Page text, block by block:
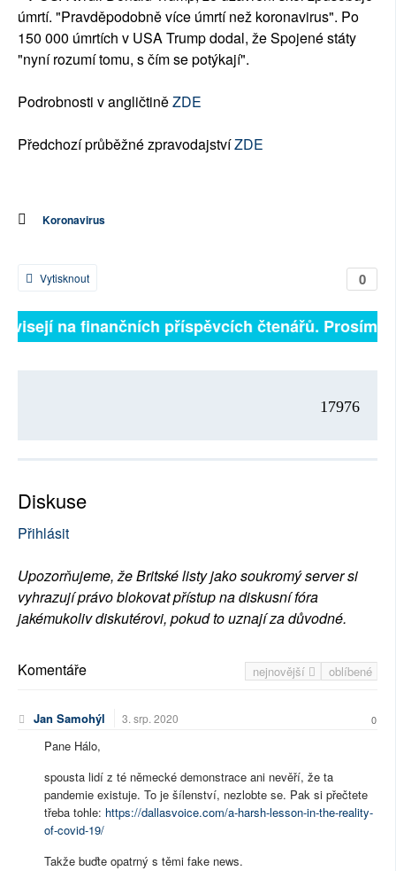
úmrtí. "Pravděpodobně více úmrtí než koronavirus". Po
150 000 úmrtích v USA Trump dodal, že Spojené státy
"nyní rozumí tomu, s čím se potýkají".
Podrobnosti v angličtiněZDE
Předchozí průběžné zpravodajstvíZDE
Koronavirus
0
Vytisknout
na finančních příspěvcích čtenářů. Prosíme,
17976
Diskuse
Přihlásit
Upozorňujeme, že Britské listy jako soukromý server si
vyhrazují právo blokovat přístup na diskusní fóra
jakémukoliv diskutérovi, pokud to uznají za důvodné.
nejnovější oblíbené
Komentáře
Jan Samohýl 3. srp. 2020 0
Pane Hálo,
spousta lidí z té německé demonstrace ani nevěří, že ta
pandemie existuje. To je šílenství, nezlobte se. Pak si přečtete
třeba tohle: https://dallasvoice.com/a-harsh-lesson-in-the-reality-
of-covid-19/
Takže buďte opatrný s těmi fake news.